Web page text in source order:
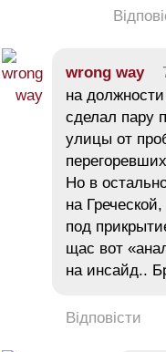
wrong way
на
сделал пару
улицы от
Но в
на
под
щас вот
на инсайд..
Відповісти